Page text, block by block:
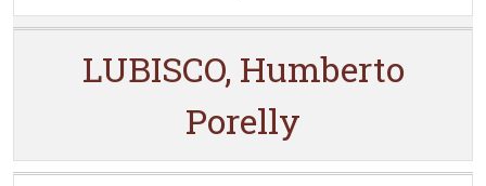
LUBISCO, Humberto
Porelly